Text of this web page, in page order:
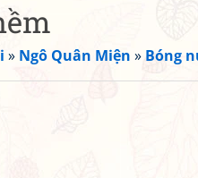
» Ngô Quân Miện » Bóng